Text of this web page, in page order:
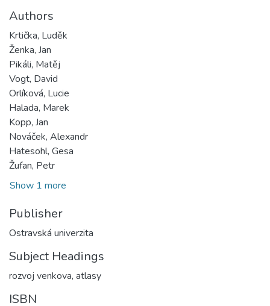
Authors
Krtička, Luděk
Ženka, Jan
Pikáli, Matěj
Vogt, David
Orlíková, Lucie
Halada, Marek
Kopp, Jan
Nováček, Alexandr
Hatesohl, Gesa
Žufan, Petr
Show 1 more
Publisher
Ostravská univerzita
Subject Headings
rozvoj venkova, atlasy
ISBN